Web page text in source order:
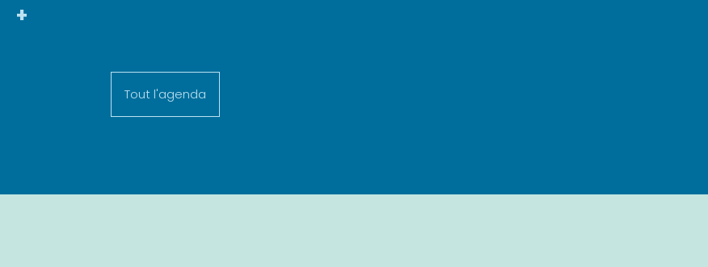
+
Tout l'agenda